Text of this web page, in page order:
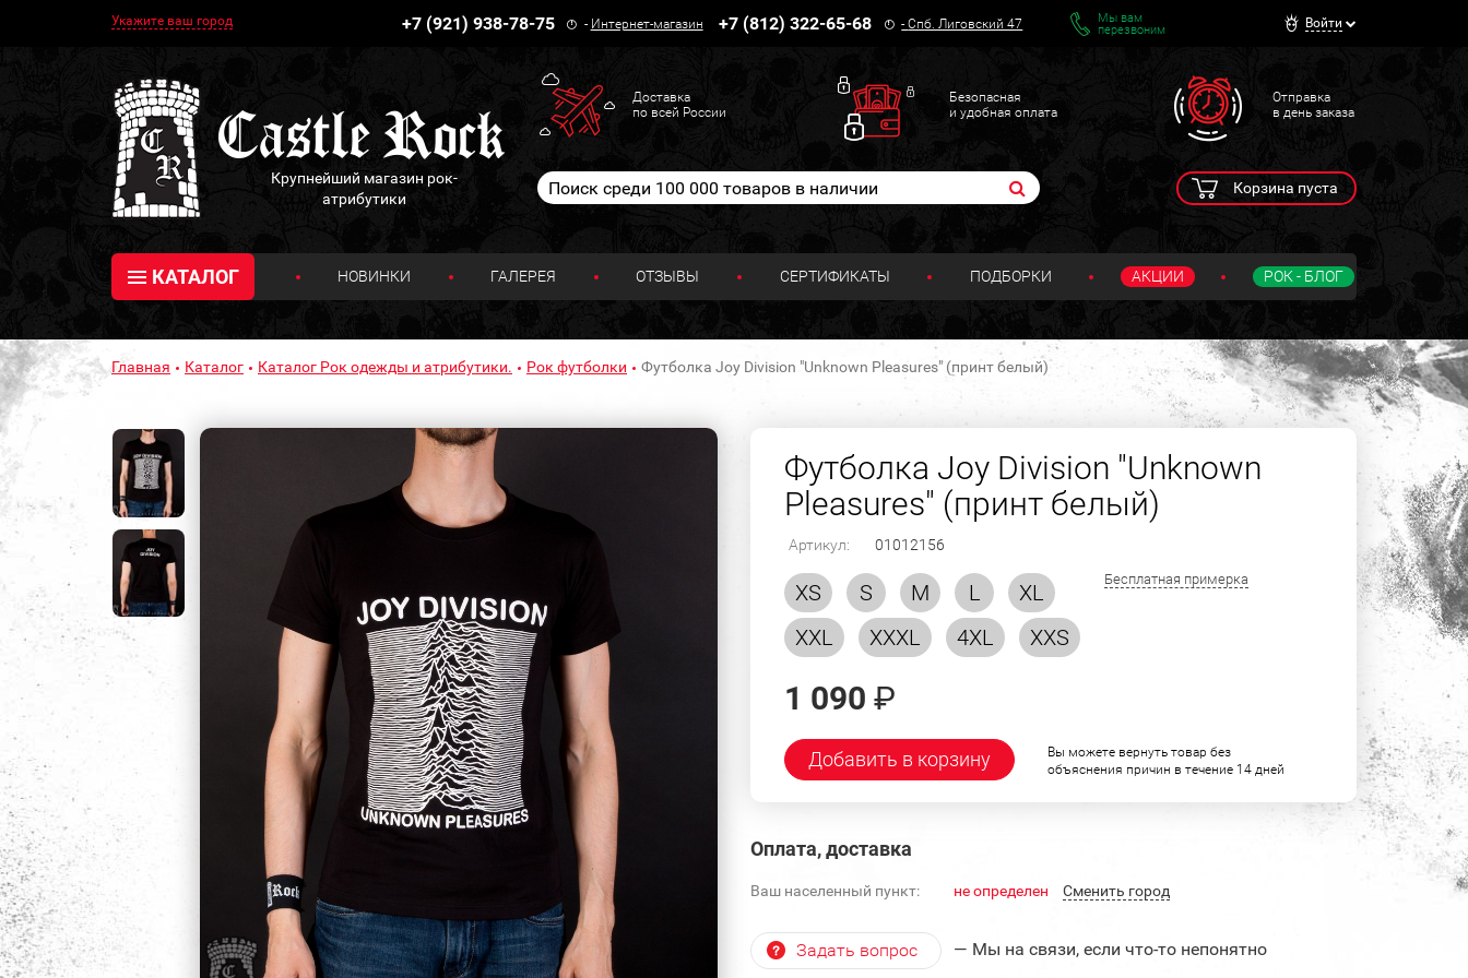
Укажите ваш город +7 (921) 938-78-75 - Интернет-магазин +7 (812) 322-65-68 -Спб. Лиговский 47
Мы вам
перезвоним
Войти
Крупнейший магазин рок-
атрибутики
Доставка
по всей России
Безопасная
и удобная оплата
Отправка
в день заказа
Корзина пуста
КАТАЛОГ НОВИНКИ ГАЛЕРЕЯ ОТЗЫВЫ СЕРТИФИКАТЫ ПОДБОРКИ АКЦИИ РОК - БЛОГ
Главная Каталог Каталог Рок одежды и атрибутики. Рок футболки Футболка Joy Division "Unknown Pleasures" (принт белый)
Футболка Joy Division "Unknown
Pleasures" (принт белый)
Артикул: 01012156
XS S M L
XL
XXL
XXXL 4XL XXS
Бесплатная примерка
1 090 ₽
Добавить в корзину
Вы можете вернуть товар без
объяснения причин в течение 14 дней
Оплата, доставка
Ваш населенный пункт: не определен Cменить город
Задать вопрос — Мы на связи, если что-то непонятно